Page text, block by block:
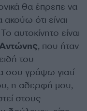
θα έπρεπε να
ότι είναι
αυτοκίνητο είναι
, που ήταν
του
σου γράψω γιατί
η αδερφή μου,
στους